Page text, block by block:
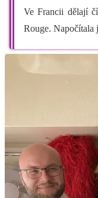
Ve Francii dělají
Rouge. Napočítala